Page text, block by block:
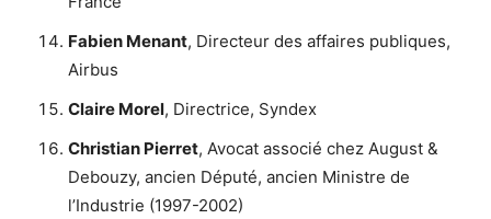
Fabien Menant, Directeur des affaires publiques,
Airbus
Claire Morel, Directrice, Syndex
Christian Pierret, Avocat associé chez August &
Debouzy, ancien Député, ancien Ministre de
l’Industrie (1997-2002)